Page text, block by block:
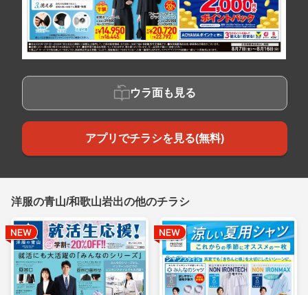
ウラ面も見る
アプリでチラシを見る(無料)
洋服の青山/和歌山岩出の他のチラシ